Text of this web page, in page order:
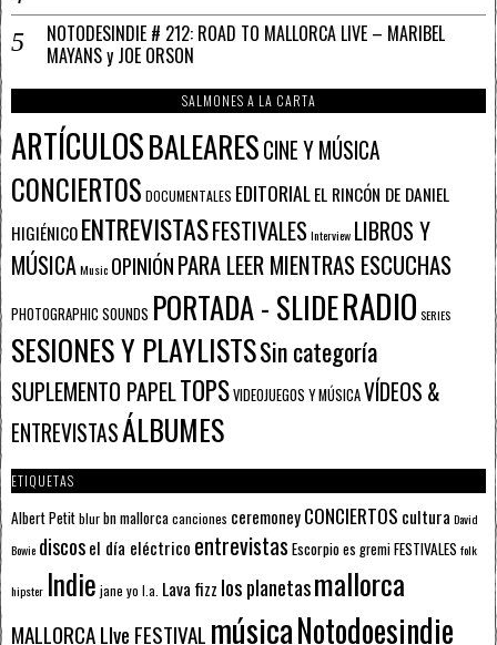
NOTODESINDIE # 212: ROAD TO MALLORCA LIVE – MARIBEL
MAYANS y JOE ORSON
SALMONES A LA CARTA
ARTÍCULOSBALEARESCINE Y MÚSICA
CONCIERTOS DOCUMENTALES EDITORIALEL RINCÓN DE DANIEL
HIGIÉNICOENTREVISTASFESTIVALESInterview LIBROS Y
MÚSICAMusic OPINIÓNPARA LEER MIENTRAS ESCUCHAS
PHOTOGRAPHIC SOUNDS PORTADA - SLIDERADIO SERIES
SESIONES Y PLAYLISTSSin categoría
SUPLEMENTO PAPELTOPSVIDEOJUEGOS Y MÚSICAVÍDEOS &
ENTREVISTASÁLBUMES
ETIQUETAS
Albert Petitblurbn mallorcacanciones ceremoneyCONCIERTOS cultura David
Bowie discosel día eléctrico entrevistas Escorpioes gremiFESTIVALES folk
hipster Indie jane yo l.a. Lava fizz los planetasmallorca
MALLORCA LIve FESTIVAL músicaNotodoesindie